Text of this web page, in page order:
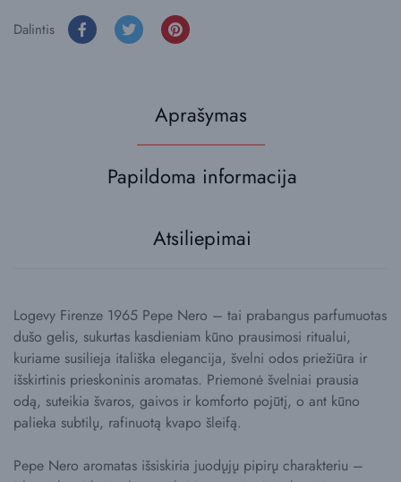
Dalintis
Aprašymas
Papildoma informacija
Atsiliepimai
Logevy Firenze 1965 Pepe Nero – tai prabangus parfumuotas
dušo gelis, sukurtas kasdieniam kūno prausimosi ritualui,
kuriame susilieja itališka elegancija, švelni odos priežiūra ir
išskirtinis prieskoninis aromatas. Priemonė švelniai prausia
odą, suteikia švaros, gaivos ir komforto pojūtį, o ant kūno
palieka subtilų, rafinuotą kvapo šleifą.
Pepe Nero aromatas išsiskiria juodųjų pipirų charakteriu –